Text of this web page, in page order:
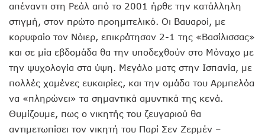
απέναντι στη Ρεάλ από το 2001 ήρθε την κατάλληλη
στιγμή, στον πρώτο προημιτελικό. Οι Βαυαροί, με
κορυφαίο τον Νόιερ, επικράτησαν 2-1 της «Βασίλισσας»
και σε μία εβδομάδα θα την υποδεχθούν στο Μόναχο με
την ψυχολογία στα ύψη. Μεγάλο ματς στην Ισπανία, με
πολλές χαμένες ευκαιρίες, και την ομάδα του Αρμπελόα
να «πληρώνει» τα σημαντικά αμυντικά της κενά.
Θυμίζουμε, πως ο νικητής του ζευγαριού θα
αντιμετωπίσει τον νικητή του Παρί Σεν Ζερμέν –